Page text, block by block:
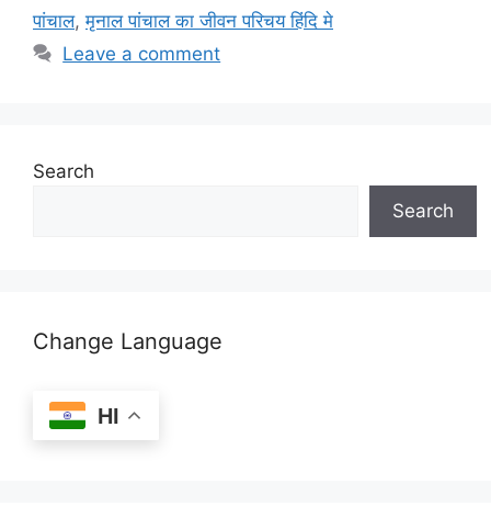
पांचाल,मृनाल पांचाल का जीवन परिचय हिंदि मे
Leave a comment
Search
Search
Change Language
HI